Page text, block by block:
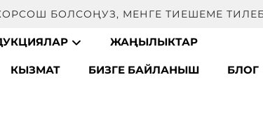
БОЛСОҢУЗ, МЕНГЕ ТИЕШЕМЕ
ЖАҢЫЛЫКТАР
КЫЗМАТ БИЗГЕ БАЙЛАНЫШ БЛОГ